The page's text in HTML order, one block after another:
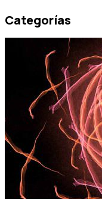
Categorías